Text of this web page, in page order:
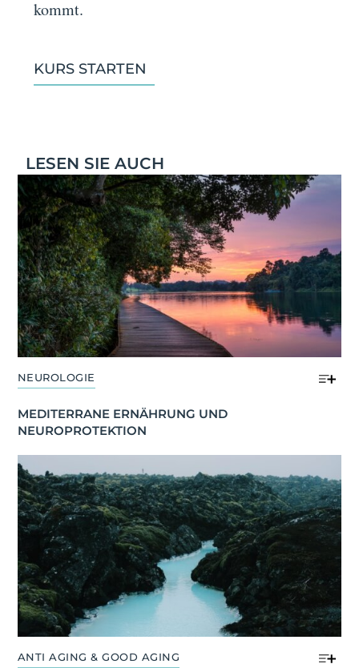
kommt.
KURS STARTEN
LESEN SIE AUCH
NEUROLOGIE
MEDITERRANE ERNÄHRUNG UND
NEUROPROTEKTION
ANTI AGING & GOOD AGING